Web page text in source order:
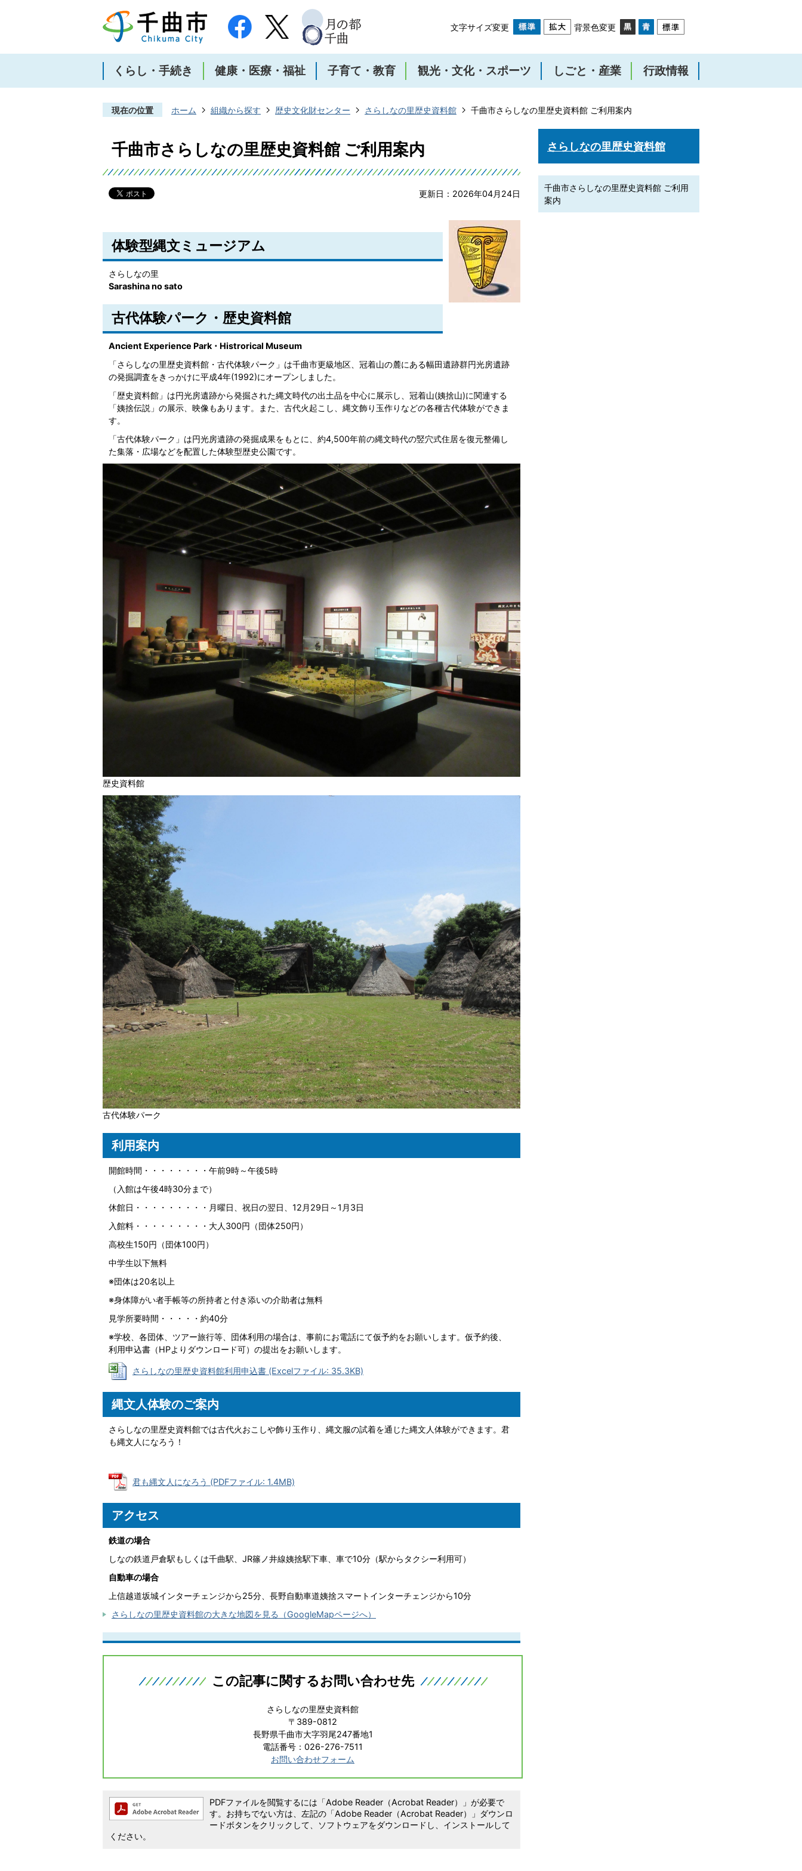
文字サイズ変更 背景色変更
くらし・手続き 健康・医療・福祉 子育て・教育 観光・文化・スポーツ しごと・産業 行政情報
現在の位置 ホーム 組織から探す 歴史文化財センター さらしなの里歴史資料館 千曲市さらしなの里歴史資料館 ご利用案内
千曲市さらしなの里歴史資料館 ご利用案内
更新日：2026年04月24日
体験型縄文ミュージアム
さらしなの里
Sarashina no sato
古代体験パーク・歴史資料館
Ancient Experience Park ･ Histrorical Museum
「さらしなの里歴史資料館・古代体験パーク」は千曲市更級地区、冠着山の麓にある幅田遺跡群円光房遺跡
の発掘調査をきっかけに平成4年(1992)にオープンしました。
「歴史資料館」は円光房遺跡から発掘された縄文時代の出土品を中心に展示し、冠着山(姨捨山)に関連する
「姨捨伝説」の展示、映像もあります。また、古代火起こし、縄文飾り玉作りなどの各種古代体験ができま
す。
「古代体験パーク」は円光房遺跡の発掘成果をもとに、約4,500年前の縄文時代の竪穴式住居を復元整備し
た集落・広場などを配置した体験型歴史公園です。
歴史資料館
古代体験パーク
利用案内
開館時間・・・・・・・・午前9時～午後5時
（入館は午後4時30分まで）
休館日・・・・・・・・・月曜日、祝日の翌日、12月29日～1月3日
入館料・・・・・・・・・大人300円（団体250円）
高校生150円（団体100円）
中学生以下無料
※団体は20名以上
※身体障がい者手帳等の所持者と付き添いの介助者は無料
見学所要時間・・・・・約40分
※学校、各団体、ツアー旅行等、団体利用の場合は、事前にお電話にて仮予約をお願いします。仮予約後、
利用申込書（HPよりダウンロード可）の提出をお願いします。
さらしなの里歴史資料館利用申込書 (Excelファイル: 35.3KB)
縄文人体験のご案内
さらしなの里歴史資料館では古代火おこしや飾り玉作り、縄文服の試着を通じた縄文人体験ができます。君
も縄文人になろう！
君も縄文人になろう (PDFファイル: 1.4MB)
アクセス
鉄道の場合
しなの鉄道戸倉駅もしくは千曲駅、JR篠ノ井線姨捨駅下車、車で10分（駅からタクシー利用可）
自動車の場合
上信越道坂城インターチェンジから25分、長野自動車道姨捨スマートインターチェンジから10分
さらしなの里歴史資料館の大きな地図を見る（GoogleMapページへ）
この記事に関するお問い合わせ先
さらしなの里歴史資料館
〒389-0812
長野県千曲市大字羽尾247番地1
電話番号：026-276-7511
お問い合わせフォーム
PDFファイルを閲覧するには「Adobe Reader（Acrobat Reader）」が必要で
す。お持ちでない方は、左記の「Adobe Reader（Acrobat Reader）」ダウンロ
ードボタンをクリックして、ソフトウェアをダウンロードし、インストールして
ください。
さらしなの里歴史資料館
千曲市さらしなの里歴史資料館 ご利用
案内